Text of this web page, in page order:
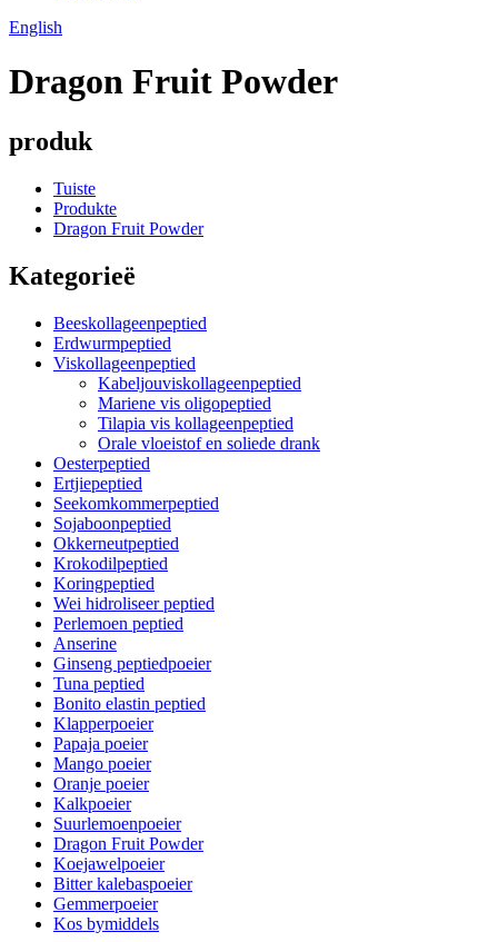
English
Dragon Fruit Powder
produk
Tuiste
Produkte
Dragon Fruit Powder
Kategorieë
Beeskollageenpeptied
Erdwurmpeptied
Viskollageenpeptied
Kabeljouviskollageenpeptied
Mariene vis oligopeptied
Tilapia vis kollageenpeptied
Orale vloeistof en soliede drank
Oesterpeptied
Ertjiepeptied
Seekomkommerpeptied
Sojaboonpeptied
Okkerneutpeptied
Krokodilpeptied
Koringpeptied
Wei hidroliseer peptied
Perlemoen peptied
Anserine
Ginseng peptiedpoeier
Tuna peptied
Bonito elastin peptied
Klapperpoeier
Papaja poeier
Mango poeier
Oranje poeier
Kalkpoeier
Suurlemoenpoeier
Dragon Fruit Powder
Koejawelpoeier
Bitter kalebaspoeier
Gemmerpoeier
Kos bymiddels